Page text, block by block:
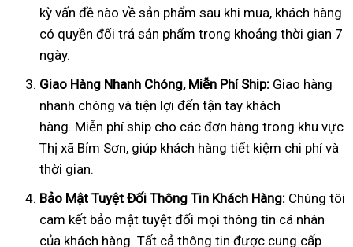
kỳ vấn đề nào về sản phẩm sau khi mua, khách hàng
có quyền đổi trả sản phẩm trong khoảng thời gian 7
ngày.
Giao Hàng Nhanh Chóng, Miễn Phí Ship: Giao hàng
nhanh chóng và tiện lợi đến tận tay khách
hàng. Miễn phí ship cho các đơn hàng trong khu vực
Thị xã Bỉm Sơn, giúp khách hàng tiết kiệm chi phí và
thời gian.
Bảo Mật Tuyệt Đối Thông Tin Khách Hàng: Chúng tôi
cam kết bảo mật tuyệt đối mọi thông tin cá nhân
của khách hàng. Tất cả thông tin được cung cấp